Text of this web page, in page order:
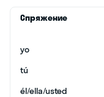
Спряжение
yo
tú
él/ella/usted